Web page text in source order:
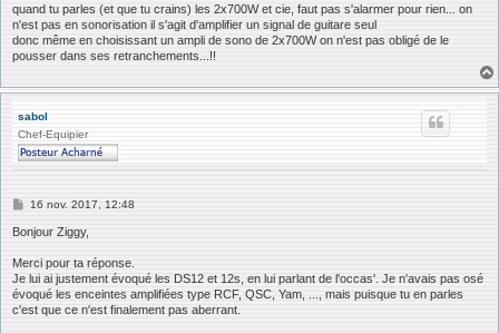
quand tu parles (et que tu crains) les 2x700W et cie, faut pas s'alarmer pour rien... on
n'est pas en sonorisation il s'agit d'amplifier un signal de guitare seul
donc même en choisissant un ampli de sono de 2x700W on n'est pas obligé de le
pousser dans ses retranchements...!!
sabol
Chef-Equipier
M
s
g
e
16 nov. 2017, 12:48
Bonjour Ziggy,
Merci pour ta réponse.
Je lui ai justement évoqué les DS12 et 12s, en lui parlant de l'occas'. Je n'avais pas osé
évoqué les enceintes amplifiées type RCF, QSC, Yam, ..., mais puisque tu en parles
c'est que ce n'est finalement pas aberrant.